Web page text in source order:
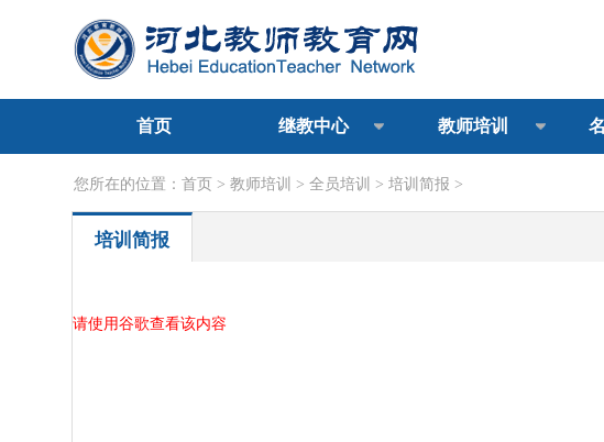
首页 继教中心 教师培训
您所在的位置：首页 >教师培训 >全员培训 >培训简报 >
培训简报
请使用谷歌查看该内容